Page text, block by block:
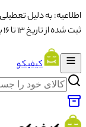
اطلاعیه: به دلیل
ثبت شده از تاریخ ۱۳ تا ۱۶ با تاخیر ارسال خواهند شد.
کیفیکو